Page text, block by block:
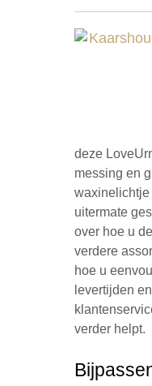
deze
messing en
waxinelichtje
uitermate
over hoe u
verdere
hoe u
levertijden
verder helpt.